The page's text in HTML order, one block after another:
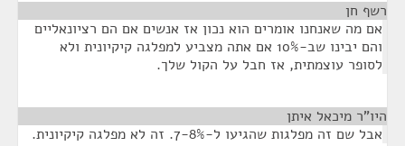
רשף חן
אם מה שאנחנו אומרים הוא נכון אז אנשים אם הם רציונאליים
והם יבינו שב-10% אם אתה מצביע למפלגה קיקיונית ולא
לסופר עוצמתית, אז חבל על הקול שלך.
היו"ר מיכאל איתן
אבל שם זה מפלגות שהגיעו ל-7-8%. זה לא מפלגה קיקיונית.